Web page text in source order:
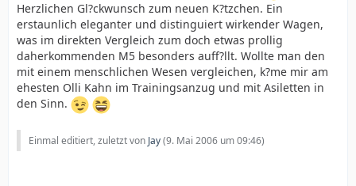
Herzlichen Gl?ckwunsch zum neuen K?tzchen. Ein
erstaunlich eleganter und distinguiert wirkender Wagen,
was im direkten Vergleich zum doch etwas prollig
daherkommenden M5 besonders auff?llt. Wollte man den
mit einem menschlichen Wesen vergleichen, k?me mir am
ehesten Olli Kahn im Trainingsanzug und mit Asiletten in
den Sinn.
Einmal editiert, zuletzt von Jay(9. Mai 2006 um 09:46)